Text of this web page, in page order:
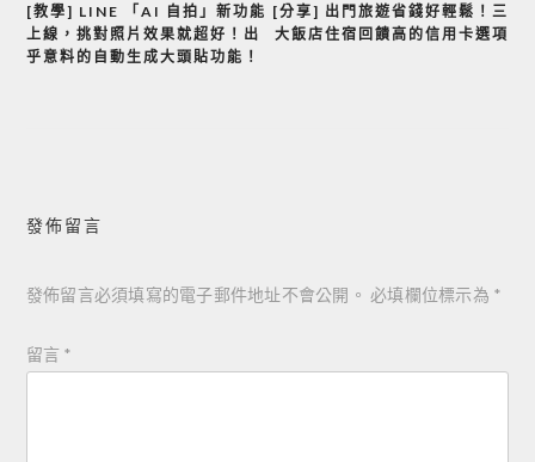
文
章
[教學] LINE 「AI 自拍」新功能
上線，挑對照片效果就超好！出
乎意料的自動生成大頭貼功能！
[分享] 出門旅遊省錢好輕鬆！三
大飯店住宿回饋高的信用卡選項
發佈留言
發佈留言必須填寫的電子郵件地址不會公開。 必填欄位標示為 *
留言 *